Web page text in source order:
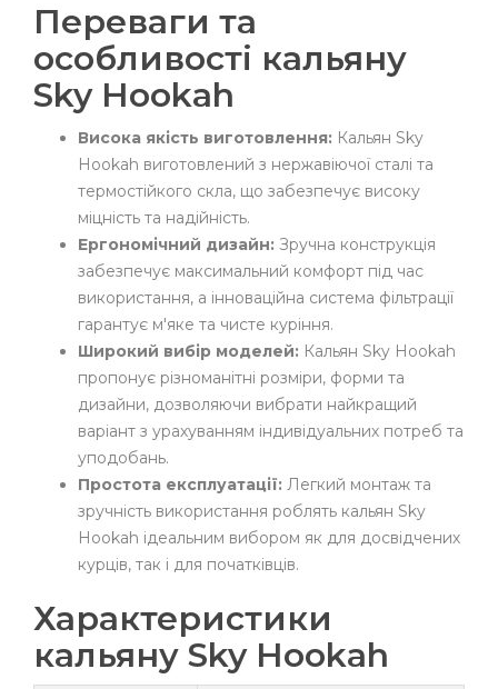
Переваги та
особливості кальяну
Sky Hookah
Висока якість виготовлення: Кальян Sky
Hookah виготовлений з нержавіючої сталі та
термостійкого скла, що забезпечує високу
міцність та надійність.
Ергономічний дизайн: Зручна конструкція
забезпечує максимальний комфорт під час
використання, а інноваційна система фільтрації
гарантує м'яке та чисте куріння.
Широкий вибір моделей: Кальян Sky Hookah
пропонує різноманітні розміри, форми та
дизайни, дозволяючи вибрати найкращий
варіант з урахуванням індивідуальних потреб та
уподобань.
Простота експлуатації: Легкий монтаж та
зручність використання роблять кальян Sky
Hookah ідеальним вибором як для досвідчених
курців, так і для початківців.
Характеристики
кальяну Sky Hookah